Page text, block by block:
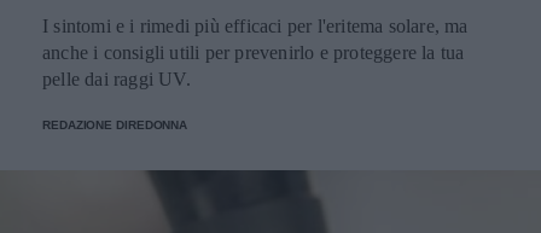
I sintomi e i rimedi più efficaci per l'eritema solare, ma
anche i consigli utili per prevenirlo e proteggere la tua
pelle dai raggi UV.
REDAZIONE DIREDONNA